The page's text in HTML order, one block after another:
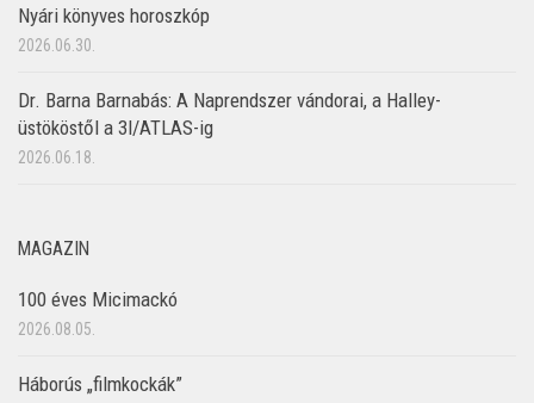
Nyári könyves horoszkóp
2026.06.30.
Dr. Barna Barnabás: A Naprendszer vándorai, a Halley-
üstököstől a 3I/ATLAS-ig
2026.06.18.
MAGAZIN
100 éves Micimackó
2026.08.05.
Háborús „filmkockák”